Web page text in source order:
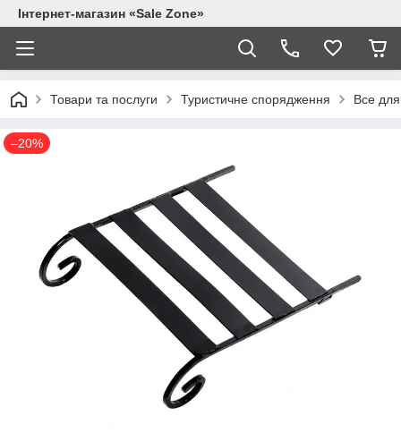
Інтернет-магазин «Sale Zone»
Товари та послуги Туристичне спорядження Все для
–20%